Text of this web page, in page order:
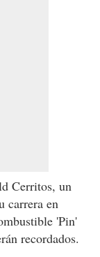
Cerritos, un
carrera en
'Pin'
recordados.